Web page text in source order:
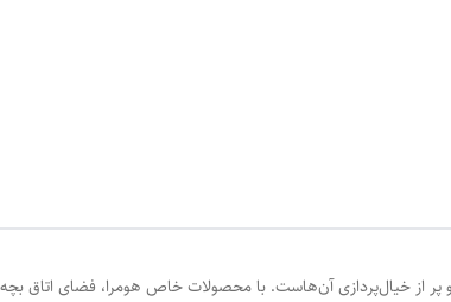
پر از خیال‌پردازی آن‌هاست. با محصولات خاص هومرا، فضای اتاق